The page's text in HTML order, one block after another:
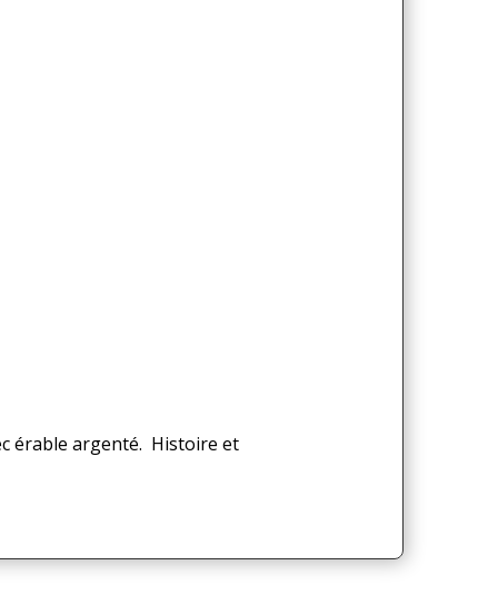
érable argenté. Histoire et